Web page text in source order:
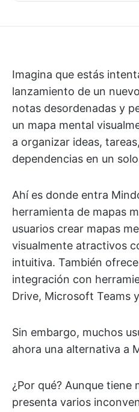
Imagina que estás
lanzamiento de un
notas desordenadas y
un mapa mental
a organizar ideas,
dependencias en un
Ahí es donde entra
herramienta de mapas
usuarios crear mapas
visualmente atractivos
intuitiva. También
integración con
Drive, Microsoft Teams
Sin embargo, muchos
ahora una alternativa a
¿Por qué? Aunque tiene
presenta varios